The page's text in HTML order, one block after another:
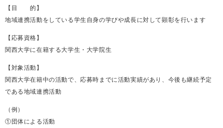
【目 的】
地域連携活動をしている学生自身の学びや成長に対して顕彰を行います
【応募資格】
関西大学に在籍する大学生・大学院生
【対象活動】
関西大学在籍中の活動で、応募時までに活動実績があり、今後も継続予定
である地域連携活動
（例）
①団体による活動